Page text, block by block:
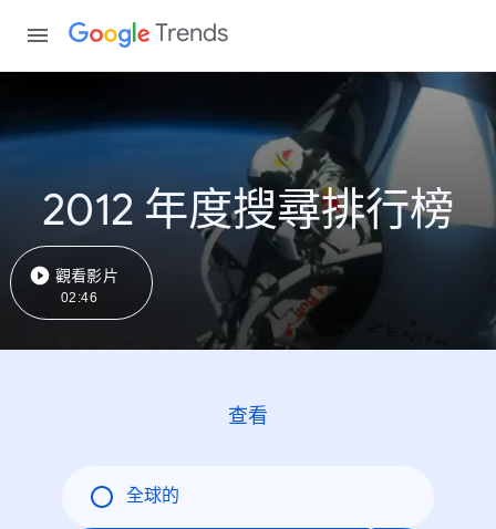
Trends
2012 年度搜尋排行榜
觀看影片
02:46
查看
全球的